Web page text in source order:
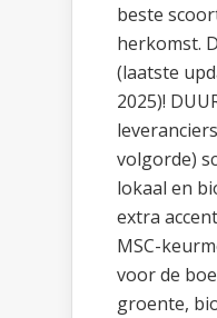
beste
herkomst.
(laatste
2025)!
volgorde)
lokaal en
extra
MSC-
voor de
groente,